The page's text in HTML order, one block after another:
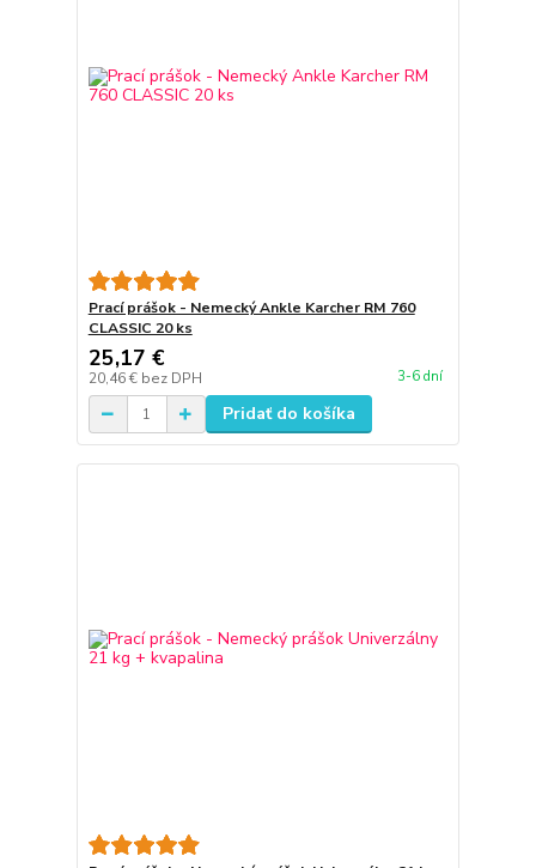
Prací prášok - Nemecký Ankle Karcher RM 760
CLASSIC 20 ks
25,17 €
20,46 € bez DPH 3-6 dní
Pridať do košíka